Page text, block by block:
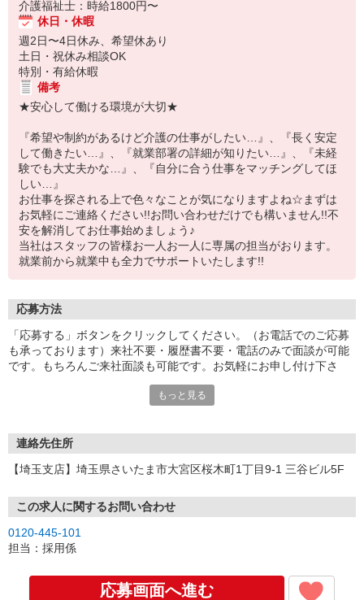
介護福祉士：時給1800円〜
休日・休暇
週2日〜4日休み、希望休あり
土日・祝休み相談OK
特別・有給休暇
備考
★安心して働ける環境が大切★
『希望や制約があるけど介護の仕事がしたい…』、『長く安定
して働きたい…』、『就業部署の詳細が知りたい…』、『未経
験でも大丈夫かな…』、『自分に合う仕事をマッチングしてほ
しい…』
お仕事を探される上で色々なことが気になりますよね☆まずは
お気軽にご連絡ください!!お問い合わせだけでも構いません!!不
安を解消してお仕事始めましょう♪
当社はスタッフの皆様お一人お一人に専属の担当がおります。
就業前から就業中も全力でサポートいたします!!
応募方法
「応募する」ボタンをクリックしてください。（お電話でのご応募
も承っております）来社不要・履歴書不要・電話のみで面談が可能
です。もちろんご来社面談も可能です。お気軽にお申し付け下さ
もっと見る
連絡先住所
【埼玉支店】埼玉県さいたま市大宮区桜木町1丁目9-1 三谷ビル5F
この求人に関するお問い合わせ
0120-445-101
担当：採用係
応募画面へ進む